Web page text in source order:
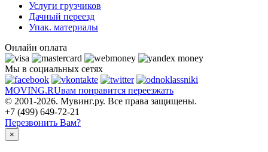
Услуги грузчиков
Дачный переезд
Упак. материалы
Онлайн оплата
Мы в социальных сетях
MOVING.RUвам понравится переезжать
© 2001-2026. Мувинг.ру. Все права защищены.
+7 (499) 649-72-21
Перезвонить Вам?
×